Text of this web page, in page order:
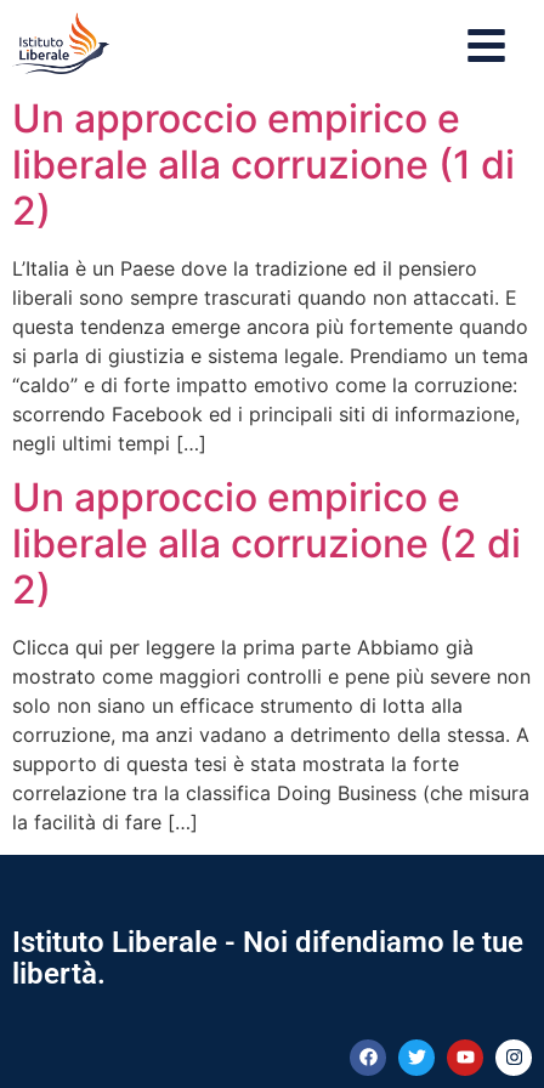
Un approccio empirico e
liberale alla corruzione (1 di
2)
L’Italia è un Paese dove la tradizione ed il pensiero
liberali sono sempre trascurati quando non attaccati. E
questa tendenza emerge ancora più fortemente quando
si parla di giustizia e sistema legale. Prendiamo un tema
“caldo” e di forte impatto emotivo come la corruzione:
scorrendo Facebook ed i principali siti di informazione,
negli ultimi tempi […]
Un approccio empirico e
liberale alla corruzione (2 di
2)
Clicca qui per leggere la prima parte Abbiamo già
mostrato come maggiori controlli e pene più severe non
solo non siano un efficace strumento di lotta alla
corruzione, ma anzi vadano a detrimento della stessa. A
supporto di questa tesi è stata mostrata la forte
correlazione tra la classifica Doing Business (che misura
la facilità di fare […]
Istituto Liberale - Noi difendiamo le tue
libertà.